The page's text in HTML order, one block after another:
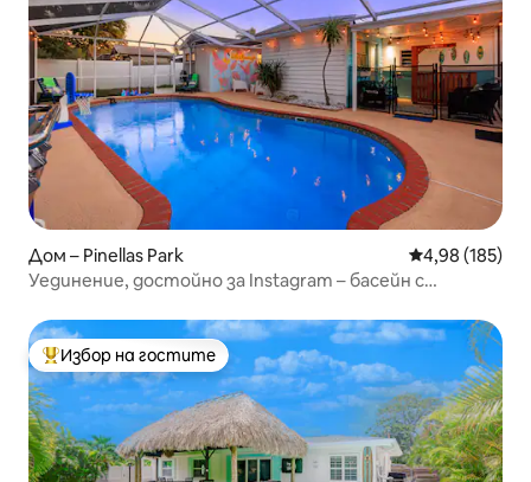
Дом – Pinellas Park Средна
4,98 (185)
Уединение, достойно за Instagram – басейн с
Най-популярен избор на гостите
Избор на гостите